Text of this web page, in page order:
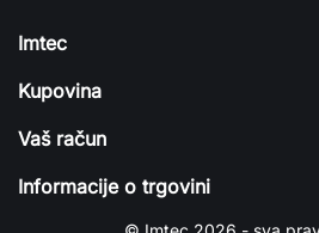
Imtec
Kupovina
Vaš račun
Informacije o trgovini